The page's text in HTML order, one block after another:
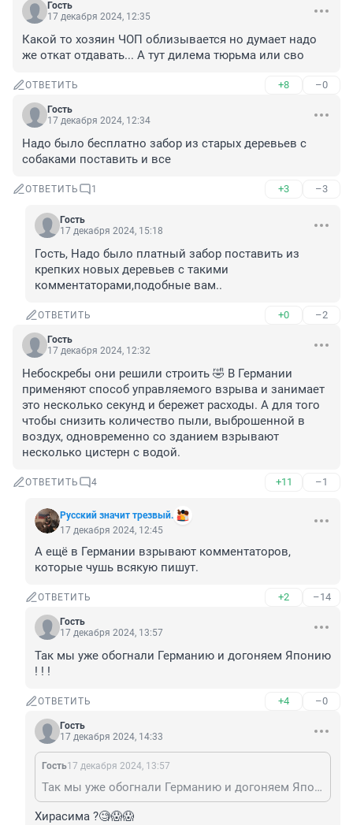
Гость
17 декабря 2024, 12:35
Какой то хозяин ЧОП облизывается но думает надо
же откат отдавать... А тут дилема тюрьма или сво
ОТВЕТИТЬ +8 –0
Гость
17 декабря 2024, 12:34
Надо было бесплатно забор из старых деревьев с
собаками поставить и все
ОТВЕТИТЬ 1 +3 –3
Гость
17 декабря 2024, 15:18
Гость, Надо было платный забор поставить из
крепких новых деревьев с такими
комментаторами,подобные вам..
ОТВЕТИТЬ +0 –2
Гость
17 декабря 2024, 12:32
Небоскребы они решили строить 🤣 В Германии
применяют способ управляемого взрыва и занимает
это несколько секунд и бережет расходы. А для того
чтобы снизить количество пыли, выброшенной в
воздух, одновременно со зданием взрывают
несколько цистерн с водой.
ОТВЕТИТЬ 4 +11 –1
Русский значит трезвый.
17 декабря 2024, 12:45
А ещё в Германии взрывают комментаторов,
которые чушь всякую пишут.
ОТВЕТИТЬ +2 –14
Гость
17 декабря 2024, 13:57
Так мы уже обогнали Германию и догоняем Японию
! ! !
ОТВЕТИТЬ +4 –0
Гость
17 декабря 2024, 14:33
Гость17 декабря 2024, 13:57
Так мы уже обогнали Германию и догоняем Японию ! ! !
Хирасима ?🧐😱😱